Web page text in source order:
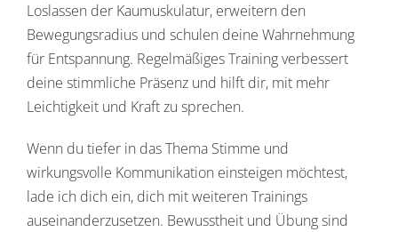
Loslassen der Kaumuskulatur, erweitern den
Bewegungsradius und schulen deine Wahrnehmung
für Entspannung. Regelmäßiges Training verbessert
deine stimmliche Präsenz und hilft dir, mit mehr
Leichtigkeit und Kraft zu sprechen.
Wenn du tiefer in das Thema Stimme und
wirkungsvolle Kommunikation einsteigen möchtest,
lade ich dich ein, dich mit weiteren Trainings
auseinanderzusetzen. Bewusstheit und Übung sind